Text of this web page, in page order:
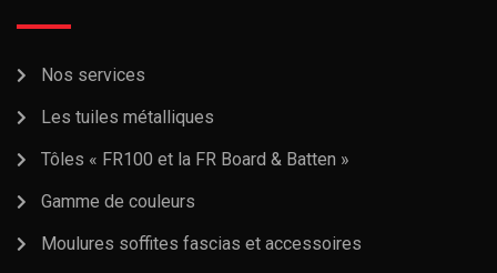
Nos services
Les tuiles métalliques
Tôles « FR100 et la FR Board & Batten »
Gamme de couleurs
Moulures soffites fascias et accessoires